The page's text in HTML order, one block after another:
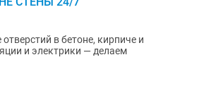
в бетоне, кирпиче и
и электрики — делаем